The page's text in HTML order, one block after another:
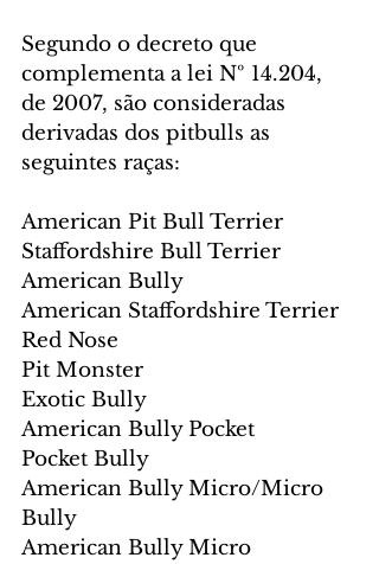
Segundo o decreto que
complementa a lei Nº 14.204,
de 2007, são consideradas
derivadas dos pitbulls as
seguintes raças:
American Pit Bull Terrier
Staffordshire Bull Terrier
American Bully
American Staffordshire Terrier
Red Nose
Pit Monster
Exotic Bully
American Bully Pocket
Pocket Bully
American Bully Micro/Micro
Bully
American Bully Micro